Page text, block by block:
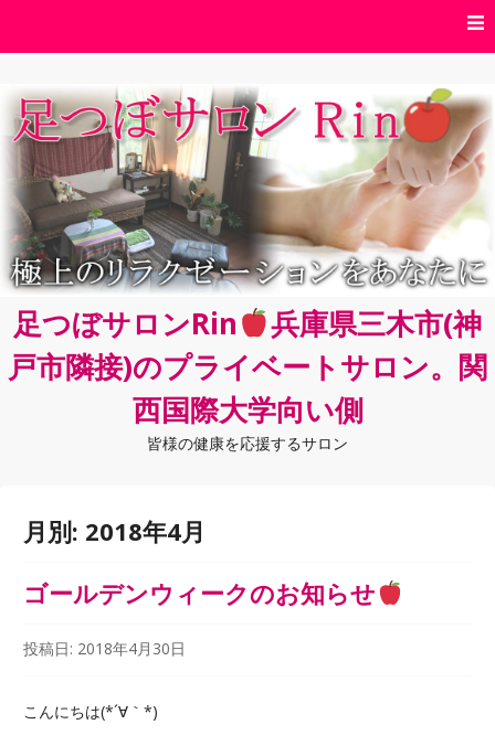
ン
ツ
へ
ス
キ
ッ
プ
足つぼサロンRin
兵庫県三木市(神
戸市隣接)のプライベートサロン。関
西国際大学向い側
皆様の健康を応援するサロン
月別: 2018年4月
ゴールデンウィークのお知らせ
投稿日: 2018年4月30日
こんにちは(*´∀｀*)